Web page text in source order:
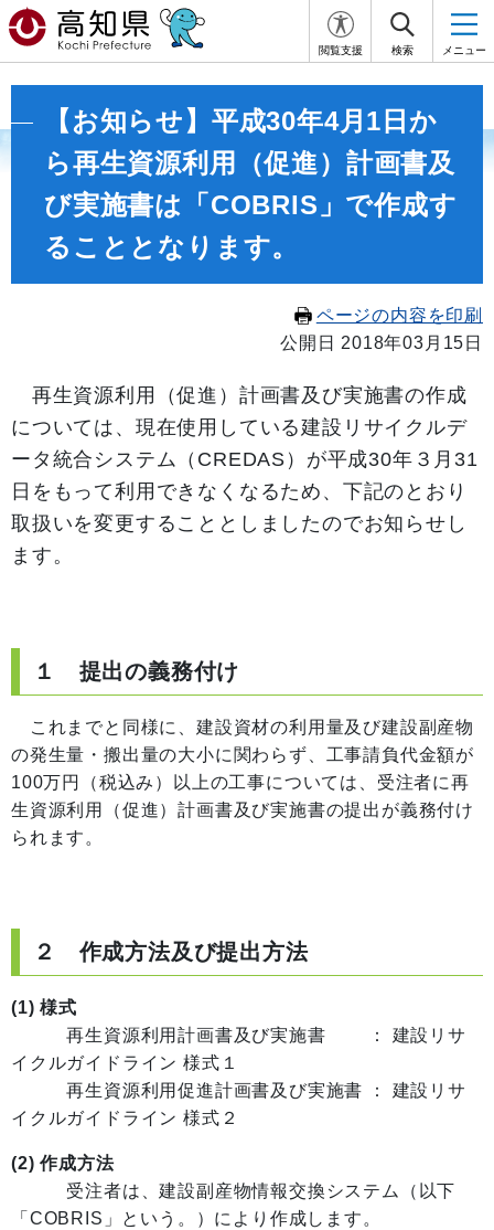
閲覧支援 検索 メニュー
【お知らせ】平成30年4月1日か
ら再生資源利用（促進）計画書及
び実施書は「COBRIS」で作成す
ることとなります。
ページの内容を印刷
公開日 2018年03月15日
再生資源利用（促進）計画書及び実施書の作成
については、現在使用している建設リサイクルデ
ータ統合システム（CREDAS）が平成30年３月31
日をもって利用できなくなるため、下記のとおり
取扱いを変更することとしましたのでお知らせし
ます。
１ 提出の義務付け
これまでと同様に、建設資材の利用量及び建設副産物
の発生量・搬出量の大小に関わらず、工事請負代金額が
100万円（税込み）以上の工事については、受注者に再
生資源利用（促進）計画書及び実施書の提出が義務付け
られます。
２ 作成方法及び提出方法
(1) 様式
再生資源利用計画書及び実施書 ： 建設リサ
イクルガイドライン 様式１
再生資源利用促進計画書及び実施書 ： 建設リサ
イクルガイドライン 様式２
(2) 作成方法
受注者は、建設副産物情報交換システム（以下
「COBRIS」という。）により作成します。